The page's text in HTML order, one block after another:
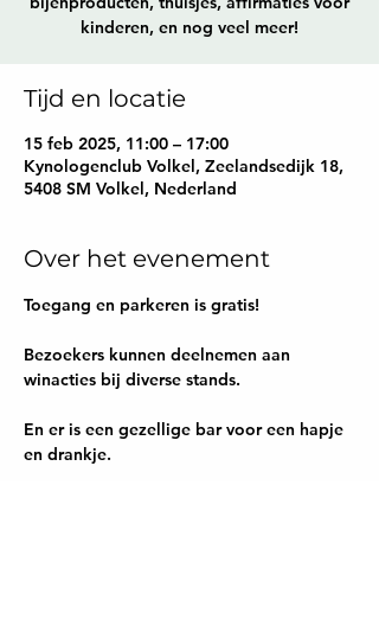
kinderen, en nog veel meer!
Tijd en locatie
15 feb 2025, 11:00 – 17:00
Kynologenclub Volkel, Zeelandsedijk 18,
5408 SM Volkel, Nederland
Over het evenement
Toegang en parkeren is gratis!
Bezoekers kunnen deelnemen aan
winacties bij diverse stands.
En er is een gezellige bar voor een hapje
en drankje.